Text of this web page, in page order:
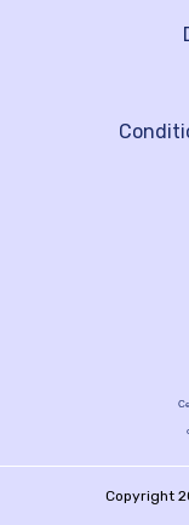
Copyright